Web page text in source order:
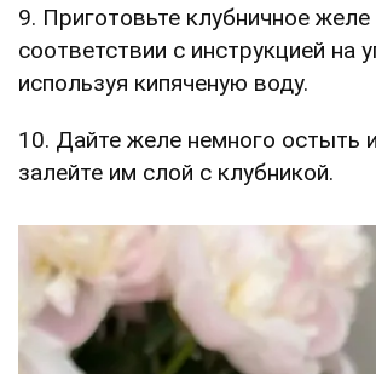
9. Приготовьте клубничное желе
соответствии с инструкцией на
используя кипяченую воду.
10. Дайте желе немного остыть
залейте им слой с клубникой.